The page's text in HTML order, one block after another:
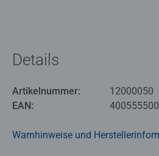
Details
Artikelnummer:
12000050
EAN:
Warnhinweise und